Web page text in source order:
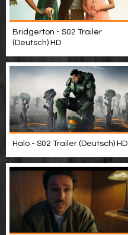
Bridgerton - S02 Trailer
(Deutsch) HD
Halo - S02 Trailer (Deutsch) HD